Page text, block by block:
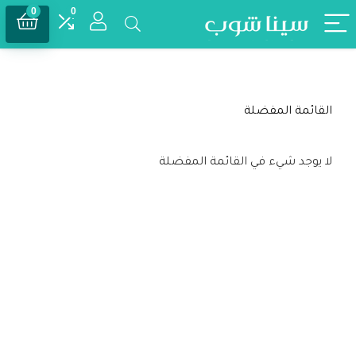
0
0
القائمة المفضلة
لا يوجد شيء في القائمة المفضلة